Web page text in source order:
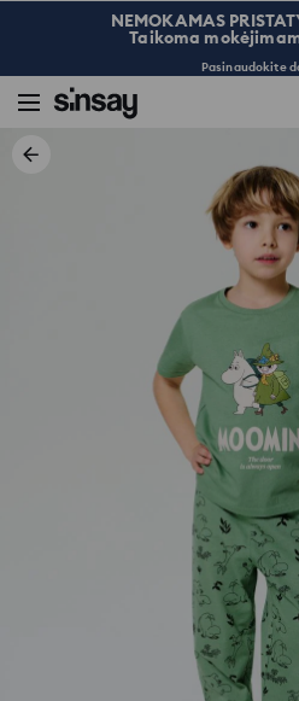
NEMOKAMAS
Taikoma
Pasinaudokite